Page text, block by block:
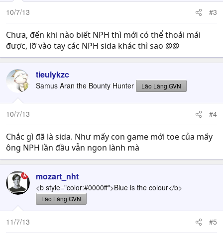
10/7/13 #3
Chưa, đến khi nào biết NPH thì mới có thể thoải mái
được, lỡ vào tay các NPH sida khác thì sao @@
tieulykzc
Samus Aran the Bounty Hunter Lão Làng GVN
10/7/13 #4
Chắc gì đã là sida. Như mấy con game mới toe của mấy
ông NPH lần đầu vẫn ngon lành mà
mozart_nht
<b style="color:#0000ff">Blue is the colour</b>
Lão Làng GVN
11/7/13 #5